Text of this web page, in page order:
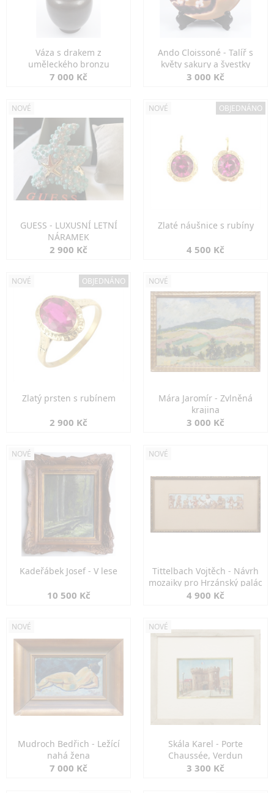
Váza s drakem z
uměleckého bronzu
7 000 Kč
Ando Cloissoné - Talíř s
květy sakury a švestky
3 000 Kč
NOVÉ
GUESS - LUXUSNÍ LETNÍ
NÁRAMEK
2 900 Kč
NOVÉ OBJEDNÁNO
Zlaté náušnice s rubíny
4 500 Kč
NOVÉ OBJEDNÁNO
Zlatý prsten s rubínem
2 900 Kč
NOVÉ
Mára Jaromír - Zvlněná
krajina
3 000 Kč
NOVÉ
Kadeřábek Josef - V lese
10 500 Kč
NOVÉ
Tittelbach Vojtěch - Návrh
mozaiky pro Hrzánský palác
4 900 Kč
NOVÉ
Mudroch Bedřich - Ležící
nahá žena
7 000 Kč
NOVÉ
Skála Karel - Porte
Chaussée, Verdun
3 300 Kč